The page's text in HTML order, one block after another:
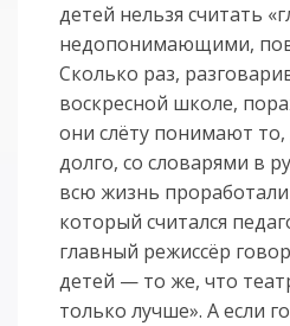
детей нельзя считать
недопонимающими,
Сколько раз,
воскресной школе,
они слёту понимают то,
долго, со словарями в
всю жизнь
который считался
главный режиссёр
детей — то же, что
только лучше». А если